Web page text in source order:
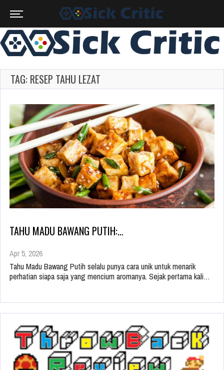
TAG: RESEP TAHU LEZAT
TAHU MADU BAWANG PUTIH:…
Apr 5, 2026
Tahu Madu Bawang Putih selalu punya cara unik untuk menarik
perhatian siapa saja yang mencium aromanya. Sejak pertama kali…